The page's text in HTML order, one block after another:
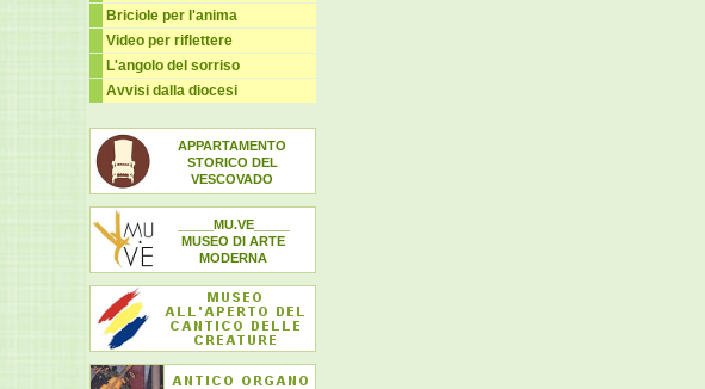
Briciole per l'anima
Video per riflettere
L'angolo del sorriso
Avvisi dalla diocesi
APPARTAMENTO
STORICO DEL
VESCOVADO
_____MU.VE_____
MUSEO DI ARTE
MODERNA